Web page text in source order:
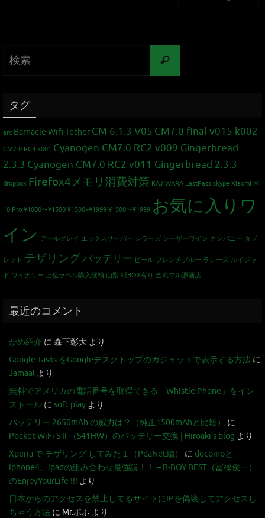
タグ
arc Barnacle Wifi Tether CM 6.1.3 V05 CM7.0 final v015 k002
CM7.0 RC4 k001 Cyanogen CM7.0 RC2 v009 Gingerbread
2.3.3 Cyanogen CM7.0 RC2 v011 Gingerbread 2.3.3
dropbox Firefox4メモリ消費対策 KAJIWARA LastPass skype Xiaomi Mi
10 Pro ¥1000〜¥1500 ¥1500~¥1999 ¥1500〜¥1999 お気に入りワ
イン アールグレイ エックスサーバー シラーズ シーザーワイン カンパニー タブ
レット テザリングバッテリー ビール フレンチブルー ラシーヌ ルイジャ
ド ワイナリー 上位ラベル購入候補 山梨 紙BOX有り 金沢マル源酒店
最近のコメント
かめ紹介 に 森下彰大 より
Google Tasks をGoogleデスクトップのガジェットで表示する方法 に
Jamaal より
無料でアメリカの電話番号を取得できる「Whistle Phone」をイン
ストール に soft play より
バッテリー 2650mAh の威力は？（純正1500mAhと比較）
に
Pocket WiFi S II （S41HW）のバッテリー交換 | Hiroaki's blog より
Xperia で テザリング してみた１（PdaNet編）
に docomoと
iphone4、ipadの組み合わせ最強説！！ – B-BOY BEST（冨樫俊一）
のEnjoyYourLife !!! より
日本からのアクセスを禁止してるサイトにIPを偽装してアクセスし
ちゃう方法 に Mr.ポポ より